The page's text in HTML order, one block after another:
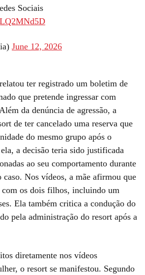
Sociais
June 12, 2026
ter registrado um boletim de
que pretende ingressar com
da denúncia de agressão, a
de ter cancelado uma reserva que
do mesmo grupo após o
a decisão teria sido justificada
ao seu comportamento durante
caso. Nos vídeos, a mãe afirmou que
com os dois filhos, incluindo um
Ela também critica a condução do
pela administração do resort após a
diretamente nos vídeos
o resort se manifestou. Segundo